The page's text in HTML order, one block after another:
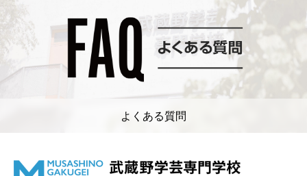
よくある質問